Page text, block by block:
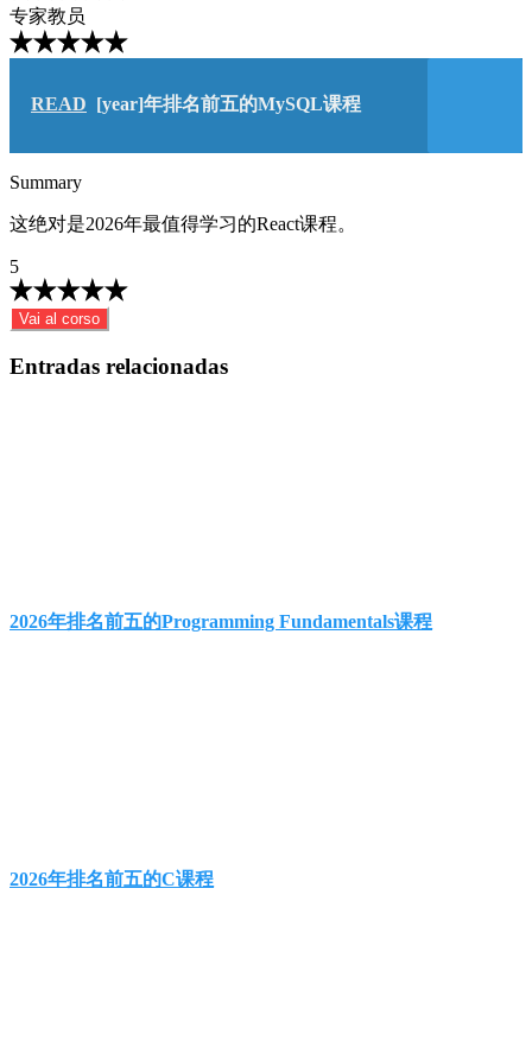
专家教员
READ [year]年排名前五的MySQL课程
Summary
这绝对是2026年最值得学习的React课程。
5
Vai al corso
Entradas relacionadas
2026年排名前五的Programming Fundamentals课程
2026年排名前五的C课程